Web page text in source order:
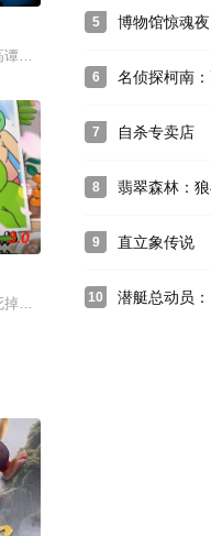
落伦敦街头，闯入流浪狗中心
受宠爱的小柯基犬。一次意
市的布鲁斯·韦恩也逃不过时
靠打猎为生。一次，大哥在
3.0
的鳄鱼》改编的动画电影定
5 博物馆惊魂
6 名侦探柯南
7 自杀专卖店
8 翡翠森林：
9 直立象传说
10 潜艇总动员